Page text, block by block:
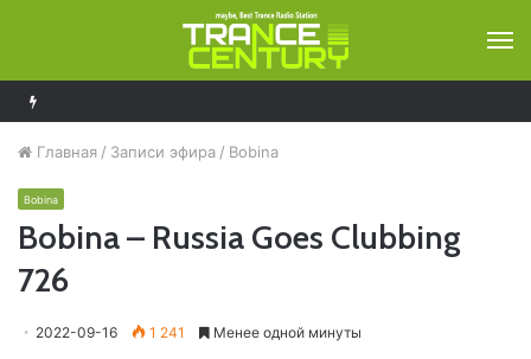
Главная / Записи эфира / Bobina
Bobina
Bobina – Russia Goes Clubbing
726
2022-09-16 1 241 Менее одной минуты